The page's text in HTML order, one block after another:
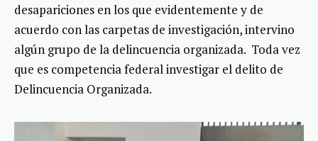
desapariciones en los que evidentemente y de
acuerdo con las carpetas de investigación, intervino
algún grupo de la delincuencia organizada. Toda vez
que es competencia federal investigar el delito de
Delincuencia Organizada.